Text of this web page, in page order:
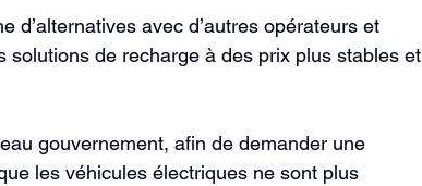
avec d’autres opérateurs et
de recharge à des prix plus stables et
gouvernement, afin de demander une
les véhicules électriques ne sont plus